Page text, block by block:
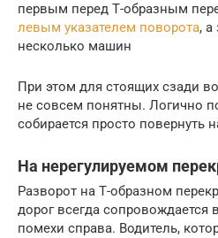
первым перед Т-образным
левым указателем поворота,
несколько машин
При этом для стоящих сзади
не совсем понятны. Логично
собирается просто повернуть
На нерегулируемом
Разворот на Т-образном
дорог всегда
помехи справа. Водитель,